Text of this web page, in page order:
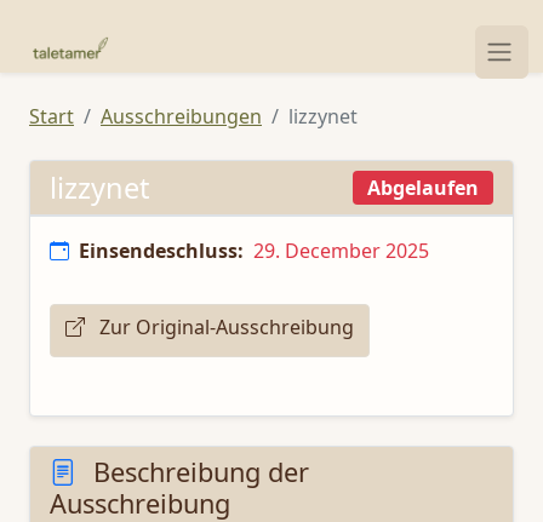
Start Ausschreibungen lizzynet
lizzynet Abgelaufen
Einsendeschluss: 29. December 2025
Zur Original-Ausschreibung
Beschreibung der
Ausschreibung